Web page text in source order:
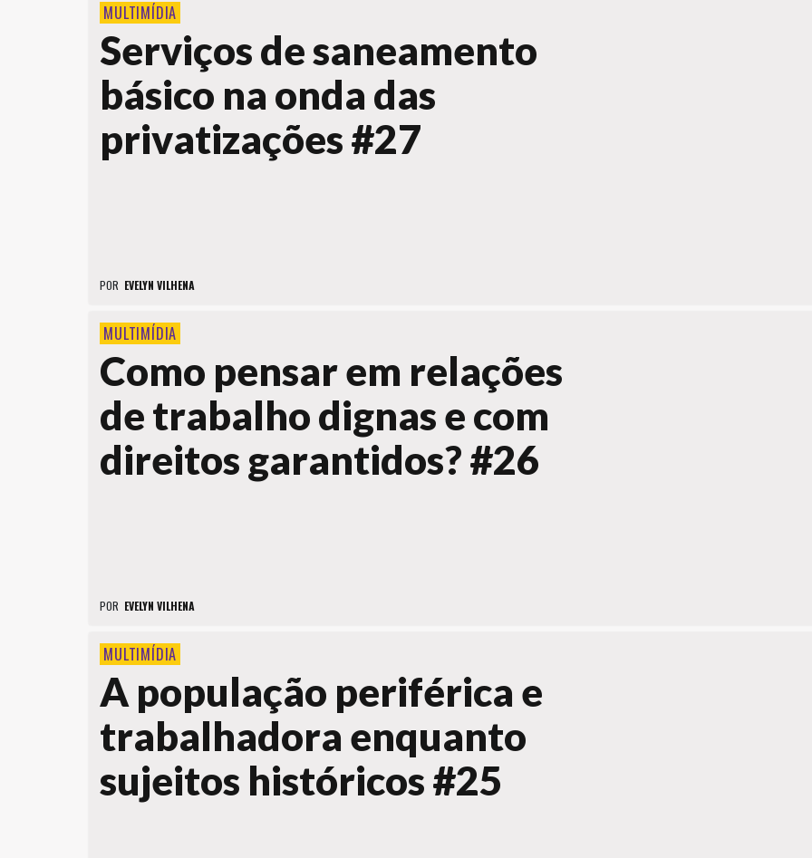
MULTIMÍDIA
Serviços de saneamento
básico na onda das
privatizações #27
POR EVELYN VILHENA
MULTIMÍDIA
Como pensar em relações
de trabalho dignas e com
direitos garantidos? #26
POR EVELYN VILHENA
MULTIMÍDIA
A população periférica e
trabalhadora enquanto
sujeitos históricos #25